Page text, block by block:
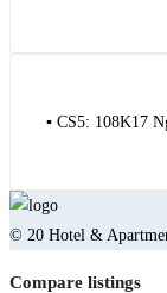
▪️ CS5: 108K17
© 20 Hotel &
Compare listings